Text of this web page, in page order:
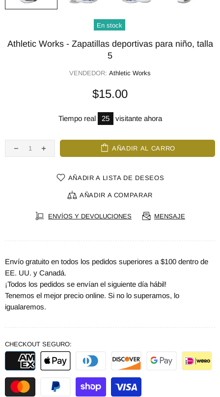
En stock
Athletic Works - Zapatillas deportivas para niño, talla
5
VENDEDOR: Athletic Works
$15.00
Tiempo real 25 visitante ahora
AÑADIR AL CARRO
AÑADIR A LISTA DE DESEOS
AÑADIR A COMPARAR
ENVÍOS Y DEVOLUCIONES MENSAJE
Envío gratuito en todos los pedidos superiores a $100 dentro de
EE. UU. y Canadá.
¡Todos los pedidos se envían el siguiente día hábil!
Tenemos el mejor precio online. Si no lo superamos, lo
igualaremos.
CHECKOUT SEGURO: